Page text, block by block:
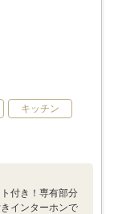
キッチン
付き！専有部分
インターホンで